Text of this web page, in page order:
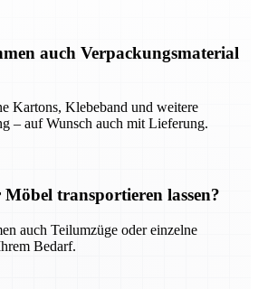
auch Verpackungsmaterial
Kartons, Klebeband und weitere
– auf Wunsch auch mit Lieferung.
transportieren lassen?
auch Teilumzüge oder einzelne
Bedarf.